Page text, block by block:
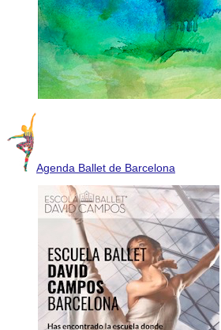
Agenda Ballet de Barcelona